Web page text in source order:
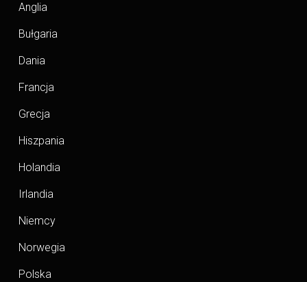
Anglia
Bułgaria
Dania
Francja
Grecja
Hiszpania
Holandia
Irlandia
Niemcy
Norwegia
Polska